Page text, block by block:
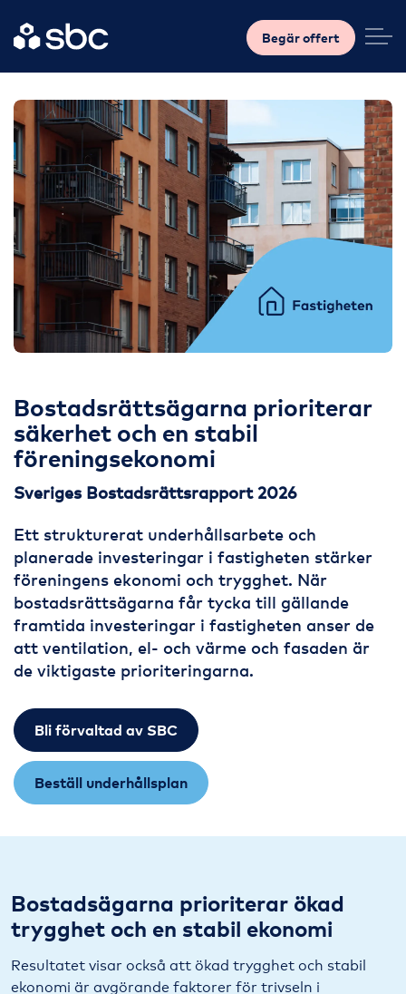
Begär offert
Bostadsrättsägarna prioriterar
säkerhet och en stabil
föreningsekonomi
Sveriges Bostadsrättsrapport 2026
Ett strukturerat underhållsarbete och
planerade investeringar i fastigheten stärker
föreningens ekonomi och trygghet. När
bostadsrättsägarna får tycka till gällande
framtida investeringar i fastigheten anser de
att ventilation, el- och värme och fasaden är
de viktigaste prioriteringarna.
Bli förvaltad av SBC
Beställ underhållsplan
Bostadsägarna prioriterar ökad
trygghet och en stabil ekonomi
Resultatet visar också att ökad trygghet och stabil
ekonomi är avgörande faktorer för trivseln i